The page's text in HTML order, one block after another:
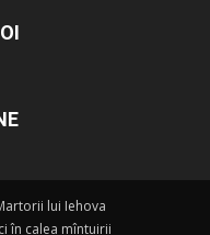
lui Iehova
în calea mîntuirii